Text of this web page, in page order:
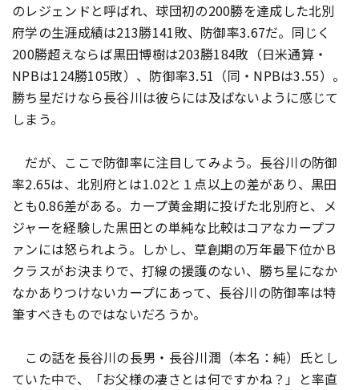
のレジェンドと呼ばれ、球団初の200勝を達成した北別
府学の生涯成績は213勝141敗、防御率3.67だ。同じく
200勝超えならば黒田博樹は203勝184敗（日米通算・
NPBは124勝105敗）、防御率3.51（同・NPBは3.55）。
勝ち星だけなら長谷川は彼らには及ばないように感じて
しまう。
だが、ここで防御率に注目してみよう。長谷川の防御
率2.65は、北別府とは1.02と１点以上の差があり、黒田
とも0.86差がある。カープ黄金期に投げた北別府と、メ
ジャーを経験した黒田との単純な比較はコアなカープフ
ァンには怒られよう。しかし、草創期の万年最下位かＢ
クラスがお決まりで、打線の援護のない、勝ち星になか
なかありつけないカープにあって、長谷川の防御率は特
筆すべきものではないだろうか。
この話を長谷川の長男・長谷川潤（本名：純）氏とし
ていた中で、「お父様の凄さとは何ですかね？」と率直